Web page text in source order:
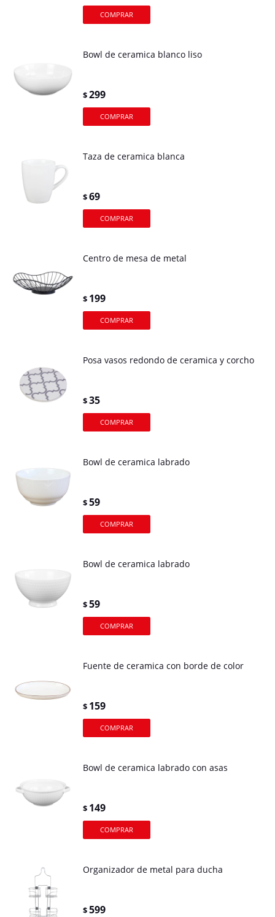
Bowl de ceramica blanco liso
$299
Taza de ceramica blanca
$69
Centro de mesa de metal
$ 199
Posa vasos redondo de ceramica y corcho
$35
Bowl de ceramica labrado
$59
Bowl de ceramica labrado
$59
Fuente de ceramica con borde de color
$ 159
Bowl de ceramica labrado con asas
$ 149
Organizador de metal para ducha
$599